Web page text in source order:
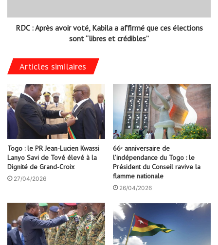
RDC : Après avoir voté, Kabila a affirmé que ces élections
sont “libres et crédibles”
Articles similaires
Togo : le PR Jean-Lucien Kwassi
Lanyo Savi de Tové élevé à la
Dignité de Grand-Croix
27/04/2026
66ᵉ anniversaire de
l’indépendance du Togo : le
Président du Conseil ravive la
flamme nationale
26/04/2026